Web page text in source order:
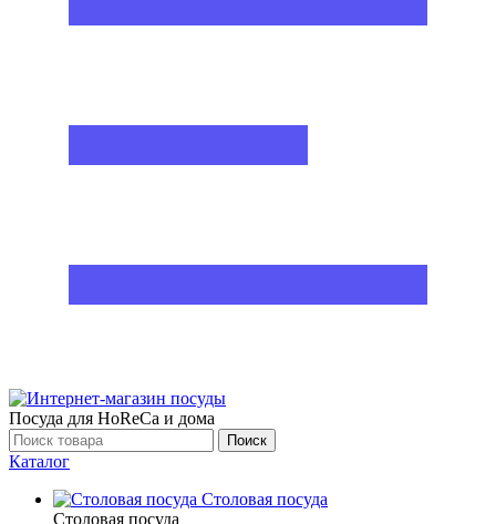
Посуда для HoReCa и дома
Поиск
Каталог
Столовая посуда
Столовая посуда